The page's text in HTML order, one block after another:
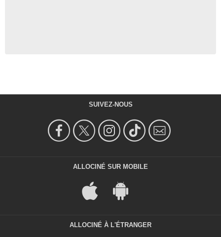
SUIVEZ-NOUS
ALLOCINÉ SUR MOBILE
ALLOCINÉ À L'ÉTRANGER